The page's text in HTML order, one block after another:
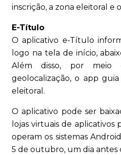
inscrição, a zona eleitoral e
E-Título
O aplicativo e-Título
logo na tela de início,
Além disso, por meio
geolocalização, o app
eleitoral.
O aplicativo pode ser
lojas virtuais de aplicativos
operam os sistemas
5 de outubro, um dia antes